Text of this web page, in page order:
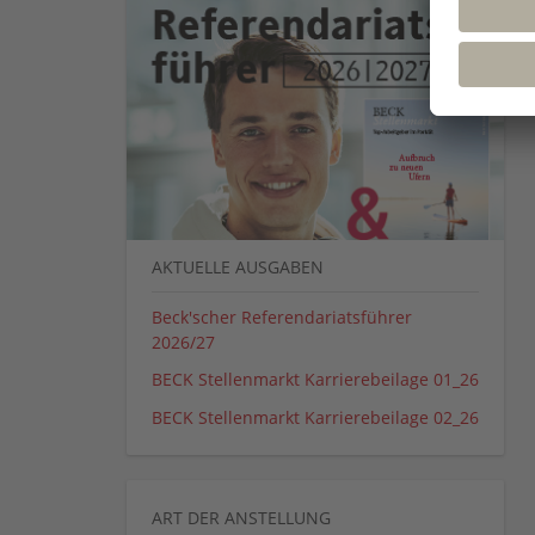
AKTUELLE AUSGABEN
Beck'scher Referendariatsführer
2026/27
BECK Stellenmarkt Karrierebeilage 01_26
BECK Stellenmarkt Karrierebeilage 02_26
ART DER ANSTELLUNG